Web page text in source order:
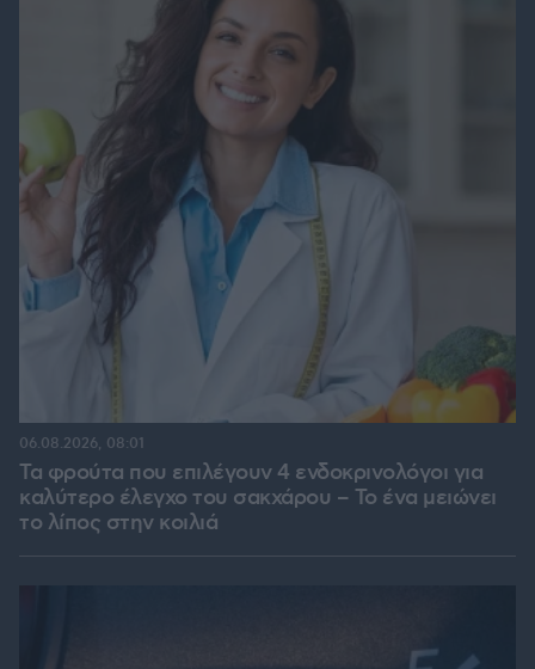
Τα φρούτα που επιλέγουν 4 ενδοκρινολόγοι για
καλύτερο έλεγχο του σακχάρου – Το ένα μειώνει
το λίπος στην κοιλιά
06.08.2026, 08:01